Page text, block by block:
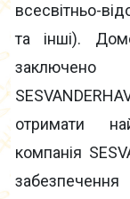
всесвітньо-
та інші).
заключено
отримати
компанія
забезпечення